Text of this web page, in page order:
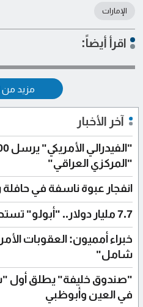
الإمارات
اقرأ أيضاً:
مزيد من
آخر الأخبار
"المركزي العراقي"
انفجار عبوة ناسفة في
7.7 مليار دولار.. "أبولو" تستحوذ على "إيزي جيت"
خبراء أمميون: العقوبات
شامل"
"صندوق خليفة" يطلق أول
في العين وأبوظبي